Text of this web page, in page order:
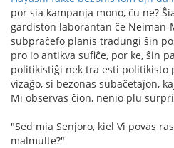
por sia kampanja mono, ĉu ne?
gardiston laborantan ĉe Neiman-
subpraĉefo planis tradungi ŝin
pro io antikva sufiĉe, por ke, ŝin
politikistiĝi nek tra esti politikisto
vizaĝo, si bezonas subaĉetaĵon,
Mi observas ĉion, nenio plu
"Sed mia Senjoro, kiel Vi povas
malmulte?"